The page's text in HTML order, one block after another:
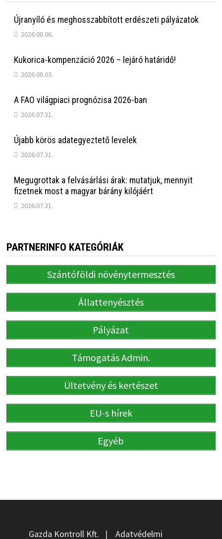
Újranyíló és meghosszabbított erdészeti pályázatok
2026.08.06.
Kukorica-kompenzáció 2026 – lejáró határidő!
2026.08.03.
A FAO világpiaci prognózisa 2026-ban
2026.07.31.
Újabb körös adategyeztető levelek
2026.07.31.
Megugrottak a felvásárlási árak: mutatjuk, mennyit
fizetnek most a magyar bárány kilójáért
2026.07.31.
PARTNERINFO KATEGÓRIÁK
Szántóföldi növénytermesztés
Állattenyésztés
Pályázat
Támogatás Admin.
Ültetvény és kertészet
EU-s hírek
Egyéb
Gazda Kontroll Kft. | Adatvédelmi